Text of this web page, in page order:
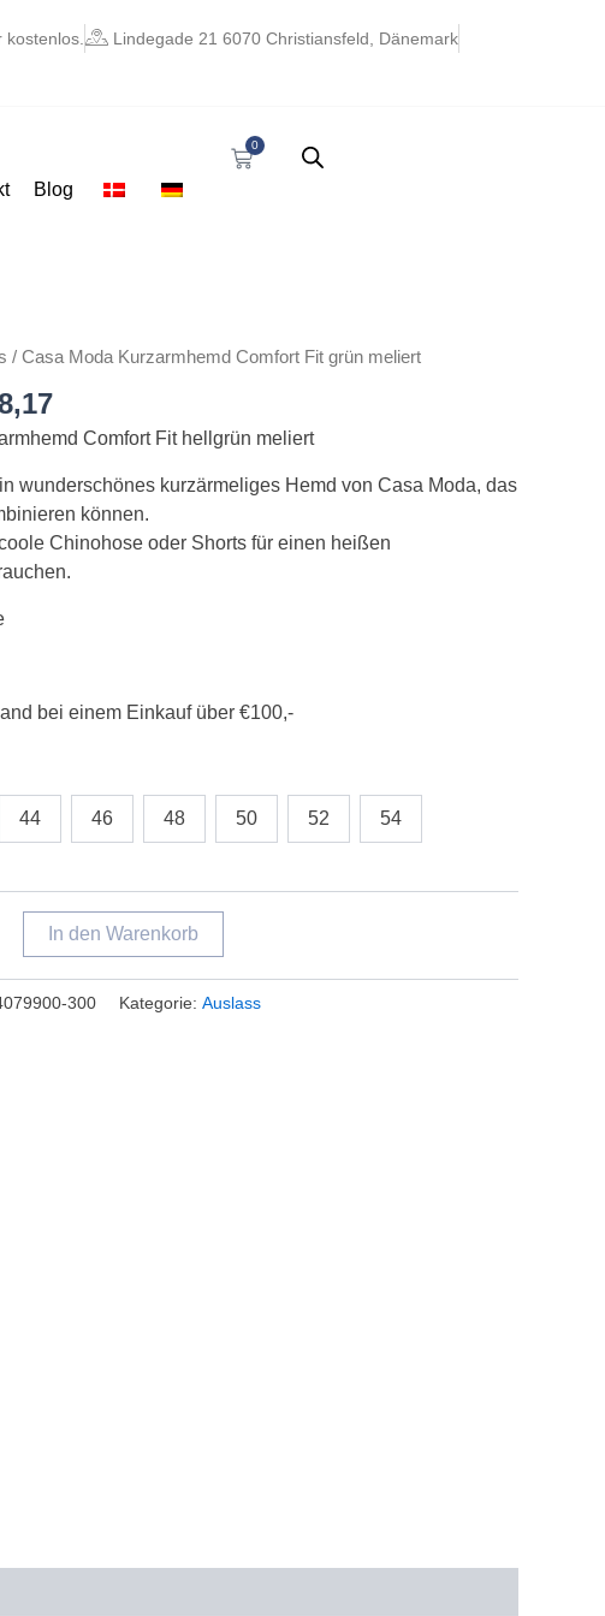
Lindegade 21 6070 Christiansfeld, Dänemark
Blog
0
Warenkorb
/ Casa Moda Kurzarmhemd Comfort Fit grün meliert
Aktueller
€ 48,17.
Comfort Fit hellgrün meliert
wunderschönes kurzärmeliges Hemd von Casa Moda, das
können.
Chinohose oder Shorts für einen heißen
bei einem Einkauf über €100,-
44 46 48 50 52 54
In den Warenkorb
300 Kategorie: Auslass